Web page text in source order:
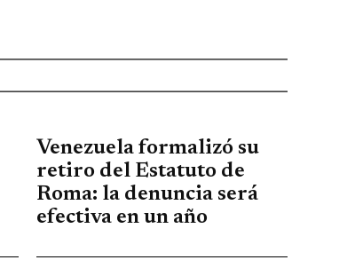
Venezuela formalizó su
retiro del Estatuto de
Roma: la denuncia será
efectiva en un año